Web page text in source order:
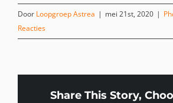
Door Loopgroep Astrea | mei 21st, 2020 |
Reacties
Share This Story,